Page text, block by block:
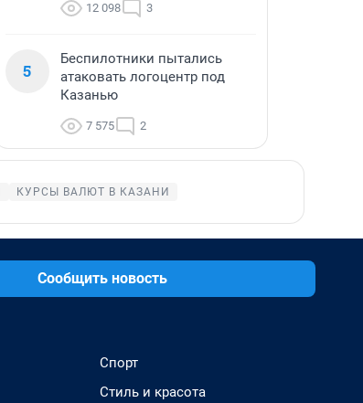
12 098 3
5
Беспилотники пытались
атаковать логоцентр под
Казанью
7 575 2
КУРСЫ ВАЛЮТ В КАЗАНИ
Сообщить новость
Спорт
Стиль и красота